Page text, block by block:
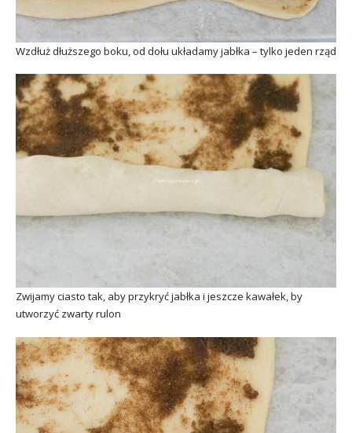
Wzdłuż dłuższego boku, od dołu układamy jabłka – tylko jeden rząd
Zwijamy ciasto tak, aby przykryć jabłka i jeszcze kawałek, by
utworzyć zwarty rulon